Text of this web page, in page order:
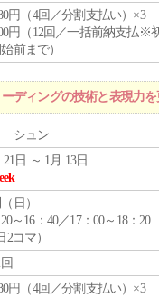
円（4回／分割支払い）×3
円（12回／一括前納支払※
前まで）
ディングの技術と表現力
シュン
21日 ～ 1月 13日
日）
～16：40／17：00～18：20
2コマ）
円（4回／分割支払い）×3